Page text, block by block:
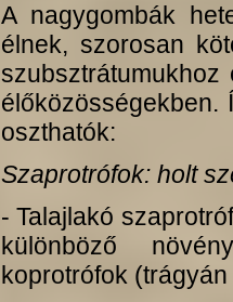
A nagygombák
élnek, szorosan
oszthatók:
Szaprotrófok: holt
- Talajlakó
különböző
koprotrófok